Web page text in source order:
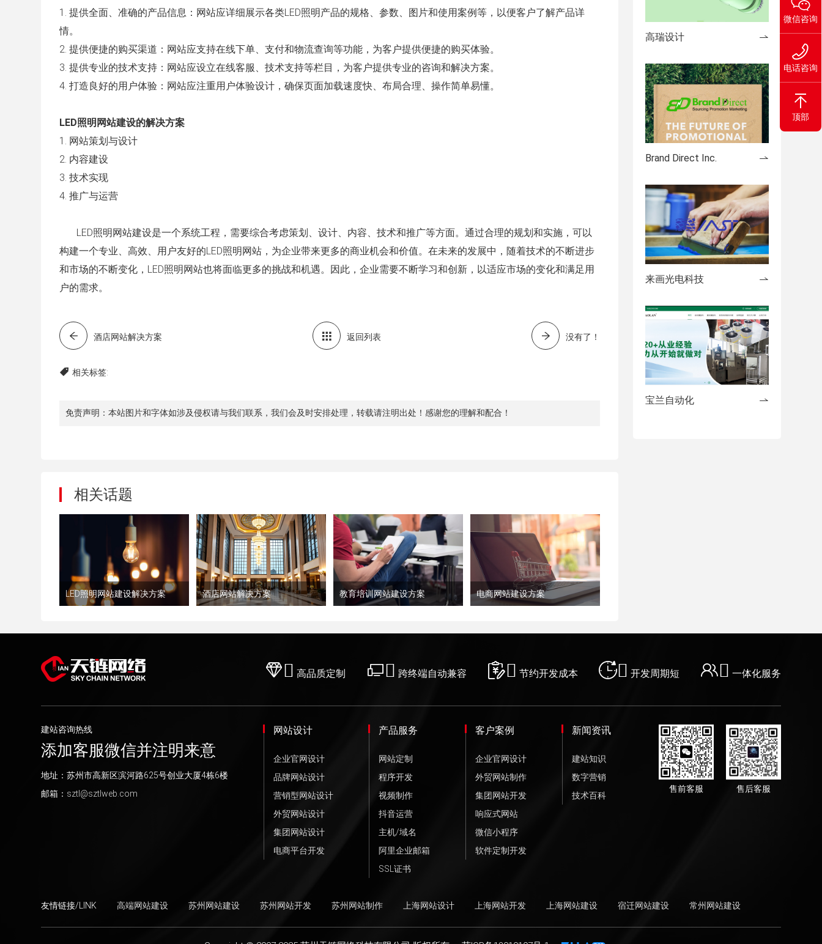
1. 提供全面、准确的产品信息：网站应详细展示各类LED照明产品的规格、参数、图片和使用案例等，以便客户了解产品详
情。
2. 提供便捷的购买渠道：网站应支持在线下单、支付和物流查询等功能，为客户提供便捷的购买体验。
3. 提供专业的技术支持：网站应设立在线客服、技术支持等栏目，为客户提供专业的咨询和解决方案。
4. 打造良好的用户体验：网站应注重用户体验设计，确保页面加载速度快、布局合理、操作简单易懂。
LED照明网站建设的解决方案
1. 网站策划与设计
2. 内容建设
3. 技术实现
4. 推广与运营
LED照明网站建设是一个系统工程，需要综合考虑策划、设计、内容、技术和推广等方面。通过合理的规划和实施，可以
构建一个专业、高效、用户友好的LED照明网站，为企业带来更多的商业机会和价值。在未来的发展中，随着技术的不断进步
和市场的不断变化，LED照明网站也将面临更多的挑战和机遇。因此，企业需要不断学习和创新，以适应市场的变化和满足用
户的需求。
酒店网站解决方案 返回列表 没有了！
相关标签:
免责声明：本站图片和字体如涉及侵权请与我们联系，我们会及时安排处理，转载请注明出处！感谢您的理解和配合！
相关话题
LED照明网站建设解决方案 酒店网站解决方案 教育培训网站建设方案 电商网站建设方案
高瑞设计
Brand Direct Inc.
来画光电科技
宝兰自动化
微信咨询
电话咨询
顶部
 高品质定制  跨终端自动兼容  节约开发成本  开发周期短  一体化服务
建站咨询热线
添加客服微信并注明来意
地址：苏州市高新区滨河路625号创业大厦4栋6楼
邮箱： sztl@sztlweb.com
网站设计
企业官网设计
品牌网站设计
营销型网站设计
外贸网站设计
集团网站设计
电商平台开发
产品服务
网站定制
程序开发
视频制作
抖音运营
主机/域名
阿里企业邮箱
SSL证书
客户案例
企业官网设计
外贸网站制作
集团网站开发
响应式网站
微信小程序
软件定制开发
新闻资讯
建站知识
数字营销
技术百科
售前客服 售后客服
友情链接/LINK 高端网站建设 苏州网站建设 苏州网站开发 苏州网站制作 上海网站设计 上海网站开发 上海网站建设 宿迁网站建设 常州网站建设